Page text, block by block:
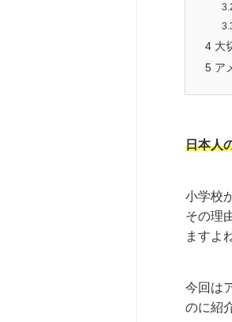
4 大
5 ア
日本人
小学校
その理
ますよ
今回は
のに紹